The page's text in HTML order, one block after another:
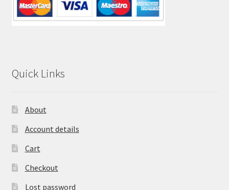
Quick Links
About
Account details
Cart
Checkout
Lost password